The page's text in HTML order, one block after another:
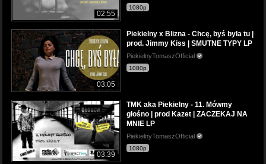
02:55
1080p
03:05
Piekielny x Blizna - Chcę, byś była tu |
prod. Jimmy Kiss | SMUTNE TYPY LP
PiekielnyTomaszOfficial
1080p
03:39
TMK aka Piekielny - 11. Mówmy
głośno | prod Kazet | ZACZEKAJ NA
MNIE LP
PiekielnyTomaszOfficial
1080p